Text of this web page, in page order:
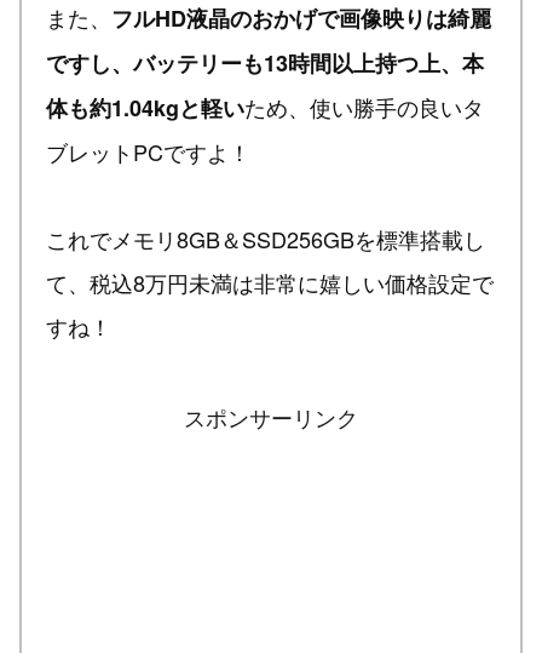
また、 フルHD液晶のおかげで画像映りは綺麗
ですし、バッテリーも13時間以上持つ上、本
体も約1.04kgと軽いため、使い勝手の良いタ
ブレットPCですよ！
これでメモリ8GB＆SSD256GBを標準搭載し
て、税込8万円未満は非常に嬉しい価格設定で
すね！
スポンサーリンク